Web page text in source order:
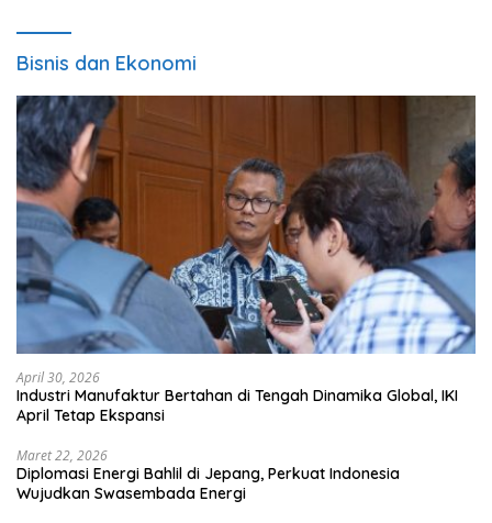
Bisnis dan Ekonomi
April 30, 2026
Industri Manufaktur Bertahan di Tengah Dinamika Global, IKI
April Tetap Ekspansi
Maret 22, 2026
Diplomasi Energi Bahlil di Jepang, Perkuat Indonesia
Wujudkan Swasembada Energi